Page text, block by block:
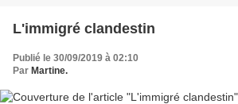
L'immigré clandestin
Publié le 30/09/2019 à 02:10
Par Martine.